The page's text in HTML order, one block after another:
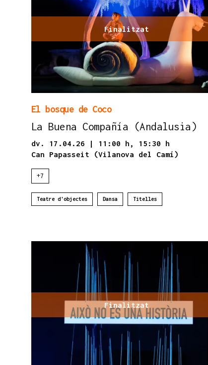
Finalitzat
El bosque de Coco
La Buena Compañía (Andalusia)
dv. 17.04.26 | 11:00 h,
15:30 h
Can Papasseit (Vilanova del Camí)
+7
Teatre d'objectes Dansa Titelles
Finalitzat